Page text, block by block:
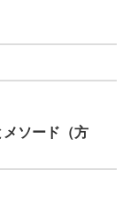
メソード（方